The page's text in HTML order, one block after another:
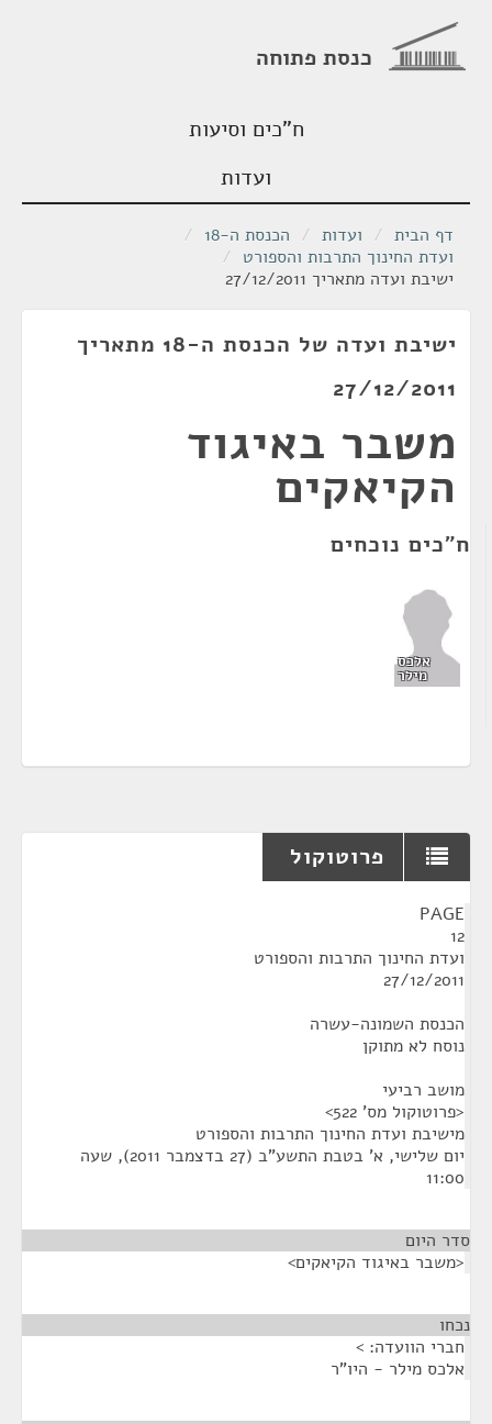
כנסת פתוחה
ח"כים וסיעות
ועדות
דף הבית / ועדות / הכנסת ה-18
/
ועדת החינוך התרבות והספורט /
ישיבת ועדה מתאריך 27/12/2011
ישיבת ועדה של הכנסת ה-18 מתאריך
27/12/2011
משבר באיגוד
הקיאקים
ח"כים נוכחים
אלכס
מילר
פרוטוקול
PAGE
12
ועדת החינוך התרבות והספורט
27/12/2011
הכנסת השמונה-עשרה
נוסח לא מתוקן
מושב רביעי
<פרוטוקול מס' 522>
מישיבת ועדת החינוך התרבות והספורט
יום שלישי, א' בטבת התשע"ב (27 בדצמבר 2011), שעה
11:00
סדר היום
<משבר באיגוד הקיאקים>
נכחו
חברי הוועדה: >
אלכס מילר - היו"ר